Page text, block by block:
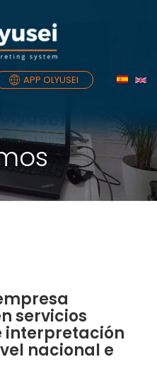
APP OLYUSEI
servicios
interpretación
nacional e